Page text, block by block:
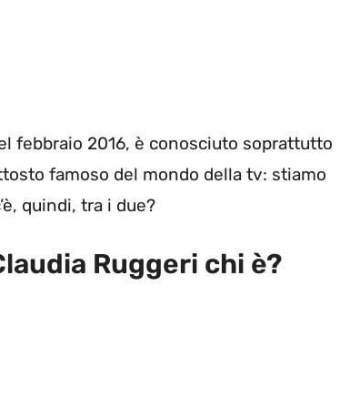
febbraio 2016, è conosciuto soprattutto
famoso del mondo della tv: stiamo
quindi, tra i due?
Ruggeri chi è?